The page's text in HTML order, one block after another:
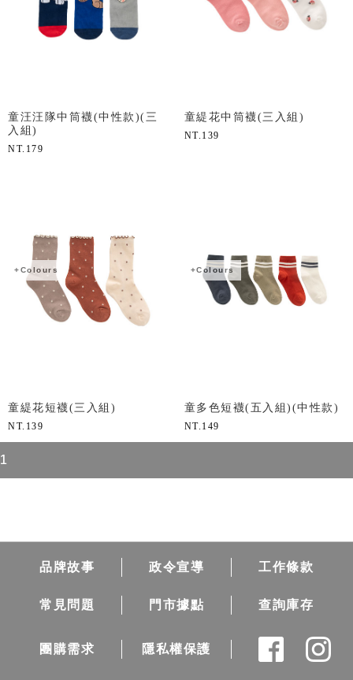
童汪汪隊中筒襪(中性款)(三
入組)
NT. 179
童緹花中筒襪(三入組)
NT. 139
+Colours
童緹花短襪(三入組)
NT. 139
+Colours
童多色短襪(五入組)(中性款)
NT. 149
1
品牌故事 政令宣導 工作條款
常見問題 門市據點 查詢庫存
團購需求 隱私權保護